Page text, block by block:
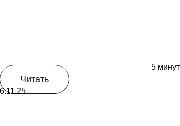
5 минут
Читать
6.11.25